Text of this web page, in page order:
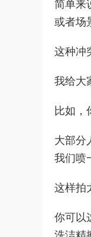
简单来
或者场
这种冲
我给大
比如，
大部分
我们喷
这样拍
你可以